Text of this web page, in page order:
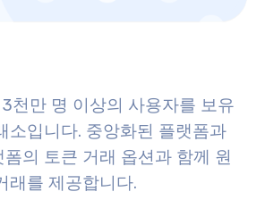
천만 명 이상의 사용자를 보유
소입니다. 중앙화된 플랫폼과
의 토큰 거래 옵션과 함께 원
래를 제공합니다.